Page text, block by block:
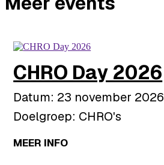
CHRO Day 2026
Datum: 23 november 2026
Doelgroep: CHRO's
MEER INFO